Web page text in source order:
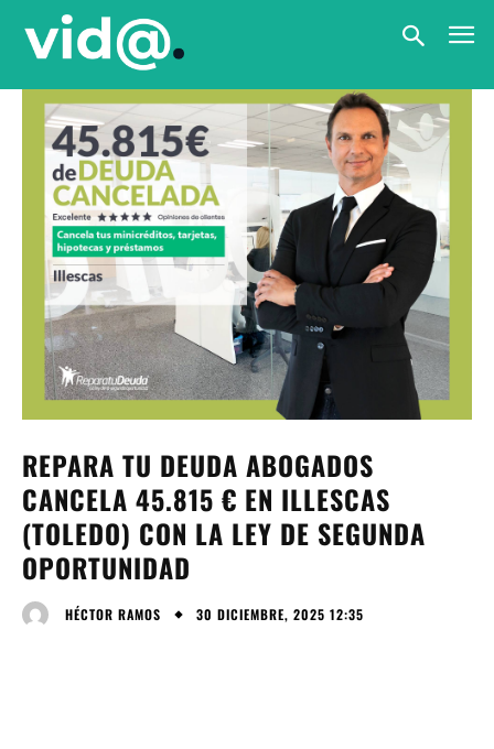
REPARA TU DEUDA ABOGADOS
CANCELA 45.815 € EN ILLESCAS
(TOLEDO) CON LA LEY DE SEGUNDA
OPORTUNIDAD
HÉCTOR RAMOS 30 DICIEMBRE, 2025 12:35